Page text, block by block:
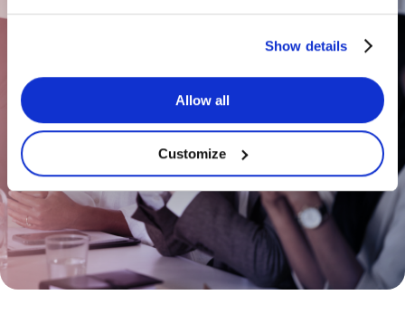
Show details
Allow all
Customize